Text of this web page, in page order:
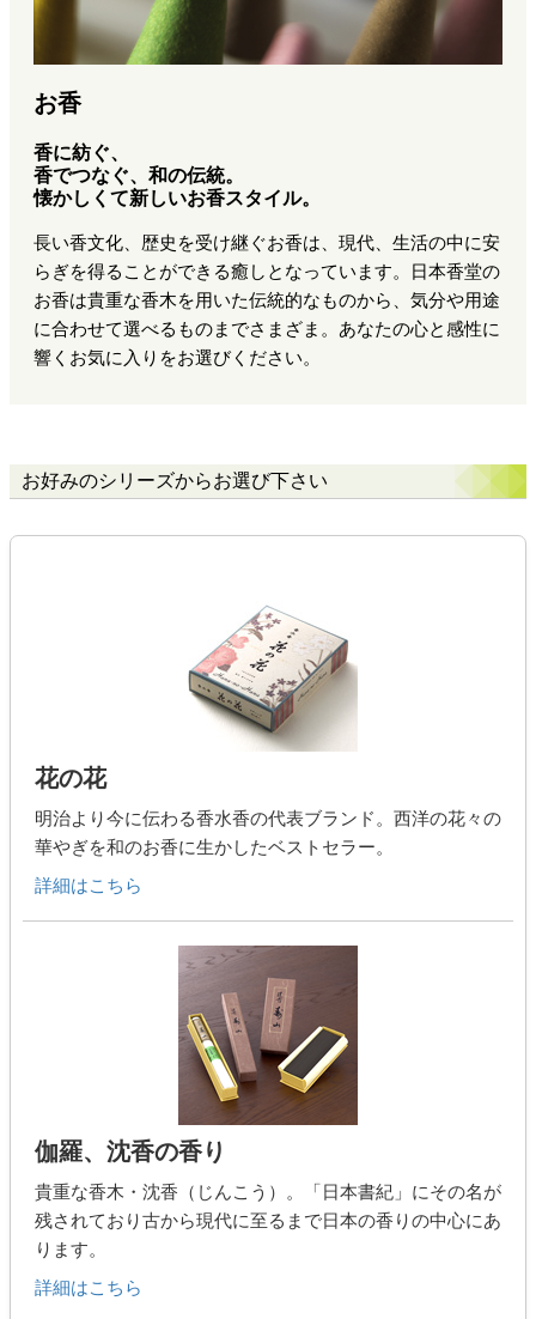
お香
香に紡ぐ、
香でつなぐ、和の伝統。
懐かしくて新しいお香スタイル。
長い香文化、歴史を受け継ぐお香は、現代、生活の中に安
らぎを得ることができる癒しとなっています。日本香堂の
お香は貴重な香木を用いた伝統的なものから、気分や用途
に合わせて選べるものまでさまざま。あなたの心と感性に
響くお気に入りをお選びください。
お好みのシリーズからお選び下さい
花の花
明治より今に伝わる香水香の代表ブランド。西洋の花々の
華やぎを和のお香に生かしたベストセラー。
詳細はこちら
伽羅、沈香の香り
貴重な香木・沈香（じんこう）。「日本書紀」にその名が
残されており古から現代に至るまで日本の香りの中心にあ
ります。
詳細はこちら